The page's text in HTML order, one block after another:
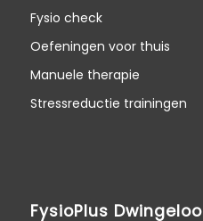
Fysio check
Oefeningen voor thuis
Manuele therapie
Stressreductie trainingen
FysioPlus Dwingeloo